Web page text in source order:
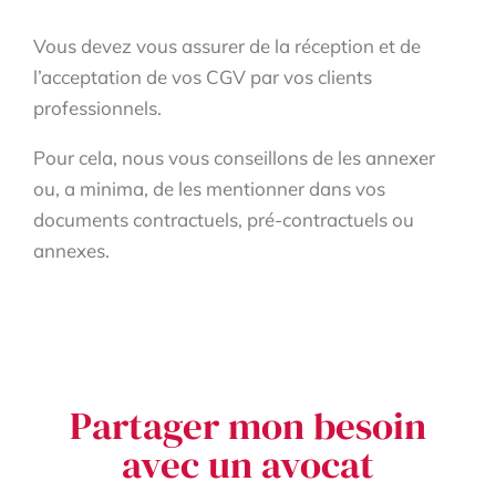
Vous devez vous assurer de la réception et de
l’acceptation de vos CGV par vos clients
professionnels.
Pour cela, nous vous conseillons de les annexer
ou, a minima, de les mentionner dans vos
documents contractuels, pré-contractuels ou
annexes.
Partager mon besoin
avec un avocat